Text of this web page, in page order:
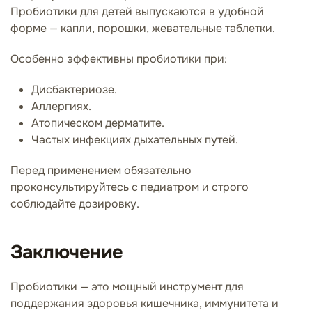
Пробиотики для детей выпускаются в удобной
форме — капли, порошки, жевательные таблетки.
Особенно эффективны пробиотики при:
Дисбактериозе.
Аллергиях.
Атопическом дерматите.
Частых инфекциях дыхательных путей.
Перед применением обязательно
проконсультируйтесь с педиатром и строго
соблюдайте дозировку.
Заключение
Пробиотики — это мощный инструмент для
поддержания здоровья кишечника, иммунитета и